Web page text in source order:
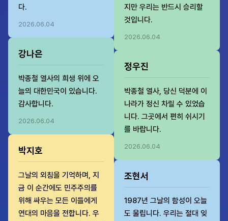
다.
2026.06.04
강나은
박종철 열사의 희생 위에 오
늘의 대한민국이 있습니다.
감사합니다.
2026.06.04
박지호
그날의 외침을 기억하며, 지
금 이 순간에도 민주주의를
위해 싸우는 모든 이들에게
연대의 마음을 전합니다. 우
지만 우리는 반드시 승리할
것입니다.
2026.06.04
정우진
박종철 열사, 당신 덕분에 이
나라가 정신 차릴 수 있었습
니다. 그곳에서 편히 쉬시기
를 바랍니다.
2026.06.04
조현서
1987년 그날의 함성이 오늘
도 울립니다. 우리는 절대 잊